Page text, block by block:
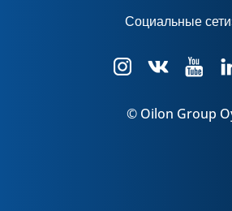
Социальные
© Oilon Group